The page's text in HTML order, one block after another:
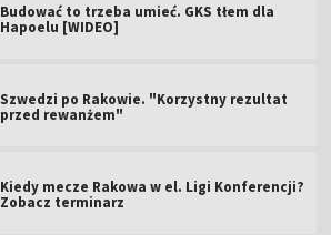
Budować to trzeba umieć. GKS tłem dla
Hapoelu [WIDEO]
Szwedzi po Rakowie. "Korzystny rezultat
przed rewanżem"
Kiedy mecze Rakowa w el. Ligi Konferencji?
Zobacz terminarz